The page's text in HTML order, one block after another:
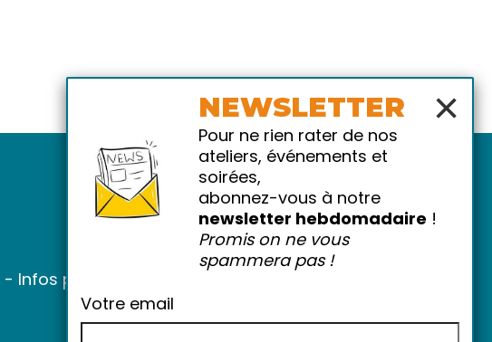
- Infos pratiques
×
NEWSLETTER
Pour ne rien rater de nos
ateliers, événements et
soirées,
abonnez-vous à notre
newsletter hebdomadaire !
Promis on ne vous
spammera pas !
Votre email